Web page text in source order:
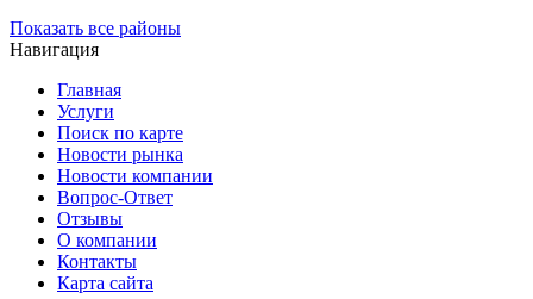
Показать все районы
Навигация
Главная
Услуги
Поиск по карте
Новости рынка
Новости компании
Вопрос-Ответ
Отзывы
О компании
Контакты
Карта сайта